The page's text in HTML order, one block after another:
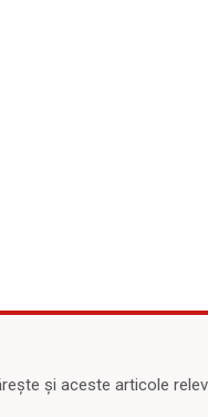
și aceste articole